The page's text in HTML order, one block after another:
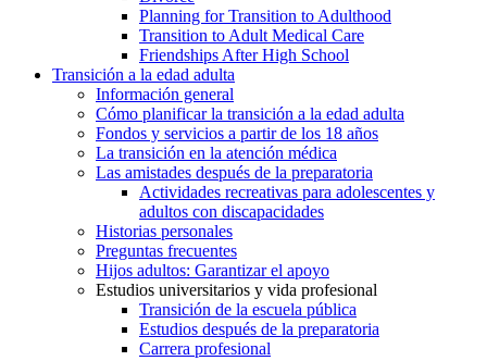
Planning for Transition to Adulthood
Transition to Adult Medical Care
Friendships After High School
Transición a la edad adulta
Información general
Cómo planificar la transición a la edad adulta
Fondos y servicios a partir de los 18 años
La transición en la atención médica
Las amistades después de la preparatoria
Actividades recreativas para adolescentes y
adultos con discapacidades
Historias personales
Preguntas frecuentes
Hijos adultos: Garantizar el apoyo
Estudios universitarios y vida profesional
Transición de la escuela pública
Estudios después de la preparatoria
Carrera profesional